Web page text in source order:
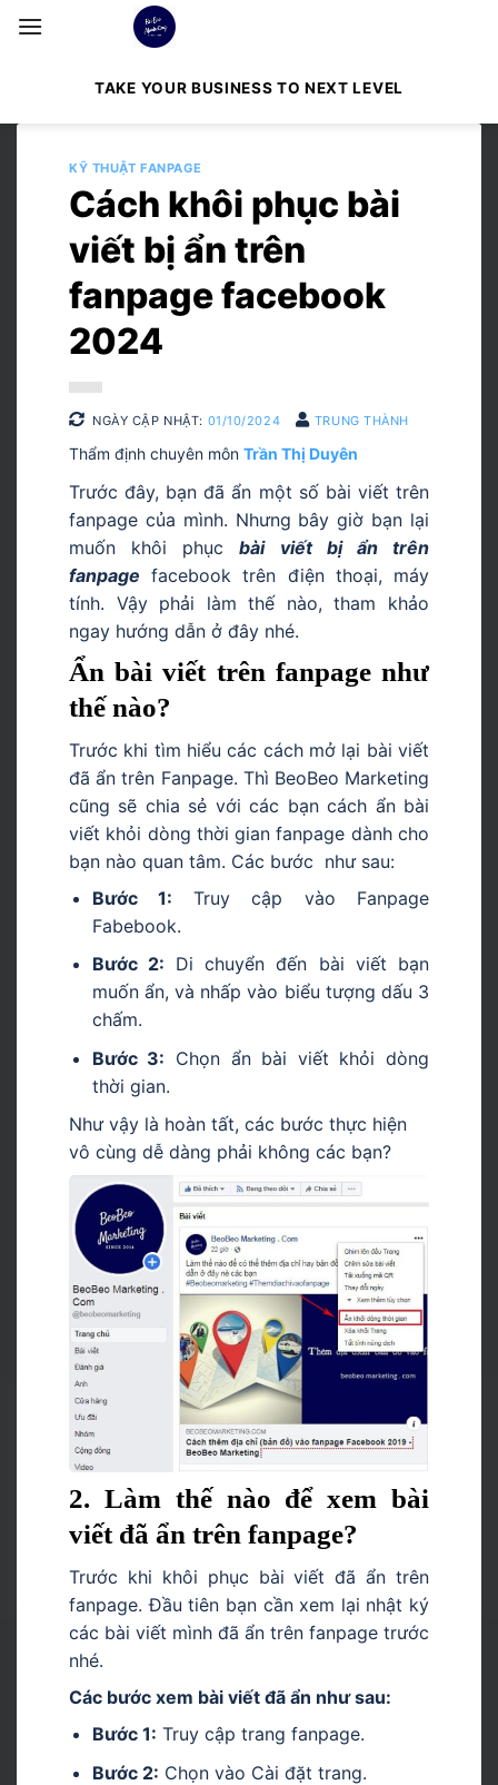
Bỏ
qua
TAKE YOUR BUSINESS TO NEXT LEVEL
KỸ THUẬT FANPAGE
Cách khôi phục bài
viết bị ẩn trên
fanpage facebook
2024
NGÀY CẬP NHẬT: 01/10/2024 TRUNG THÀNH
Thẩm định chuyên môn Trần Thị Duyên
Trước đây, bạn đã ẩn một số bài viết trên
fanpage của mình. Nhưng bây giờ bạn lại
muốn khôi phụcbài viết bị ẩn trên
fanpage facebook trên điện thoại, máy
tính. Vậy phải làm thế nào, tham khảo
ngay hướng dẫn ở đây nhé.
Ẩn bài viết trên fanpage như
thế nào?
Trước khi tìm hiểu các cách mở lại bài viết
đã ẩn trên Fanpage. Thì BeoBeo Marketing
cũng sẽ chia sẻ với các bạn cách ẩn bài
viết khỏi dòng thời gian fanpage dành cho
bạn nào quan tâm. Các bước như sau:
Bước 1: Truy cập vào Fanpage
Fabebook.
Bước 2: Di chuyển đến bài viết bạn
muốn ẩn, và nhấp vào biểu tượng dấu 3
chấm.
Bước 3: Chọn ẩn bài viết khỏi dòng
thời gian.
Như vậy là hoàn tất, các bước thực hiện
vô cùng dễ dàng phải không các bạn?
2. Làm thế nào để xem bài
viết đã ẩn trên fanpage?
Trước khi khôi phục bài viết đã ẩn trên
fanpage. Đầu tiên bạn cần xem lại nhật ký
các bài viết mình đã ẩn trên fanpage trước
nhé.
Các bước xem bài viết đã ẩn như sau:
Bước 1: Truy cập trang fanpage.
Bước 2: Chọn vào Cài đặt trang.